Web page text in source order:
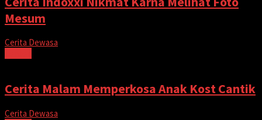
Mesum
Cerita Dewasa
Cerita Malam Memperkosa Anak Kost Cantik
Cerita Dewasa